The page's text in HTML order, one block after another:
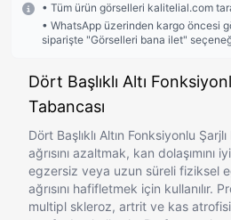
• Tüm ürün görselleri kalitelial.com
• WhatsApp üzerinden kargo öncesi
siparişte "Görselleri bana ilet"
Dört Başlıklı Altı
Tabancası
Dört Başlıklı Altın Fonksiyonlu
ağrısını azaltmak, kan
egzersiz veya uzun süreli fiziksel
ağrısını hafifletmek için kullanılır.
multipl skleroz, artrit ve kas